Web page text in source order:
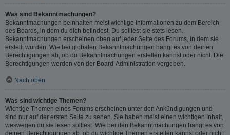
Was sind Bekanntmachungen?
Bekanntmachungen beinhalten meist wichtige Informationen zu dem Bereich
des Boards, in dem du dich befindest. Du solltest sie stets lesen.
Bekanntmachungen erscheinen oben auf jeder Seite des Forums, in dem sie
erstellt wurden. Wie bei globalen Bekanntmachungen hängt es von deinen
Berechtigungen ab, ob du Bekanntmachungen erstellen kannst oder nicht. Die
Berechtigungen werden von der Board-Administration vergeben.
Nach oben
Was sind wichtige Themen?
Wichtige Themen eines Forums erscheinen unter den Ankündigungen und
sind nur auf der ersten Seite zu sehen. Sie haben meist einen wichtigen Inhalt,
weswegen du sie lesen solltest. Wie bei den Bekanntmachungen hängt es von
deinen Berechtigungen ab, ob du wichtige Themen erstellen kannst oder nicht;